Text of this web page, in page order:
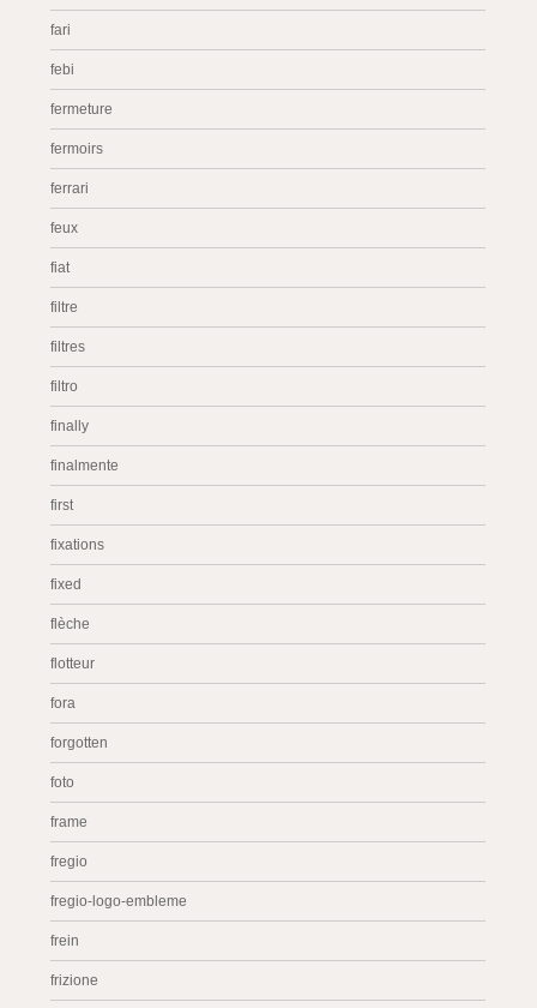
fari
febi
fermeture
fermoirs
ferrari
feux
fiat
filtre
filtres
filtro
finally
finalmente
first
fixations
fixed
flèche
flotteur
fora
forgotten
foto
frame
fregio
fregio-logo-embleme
frein
frizione